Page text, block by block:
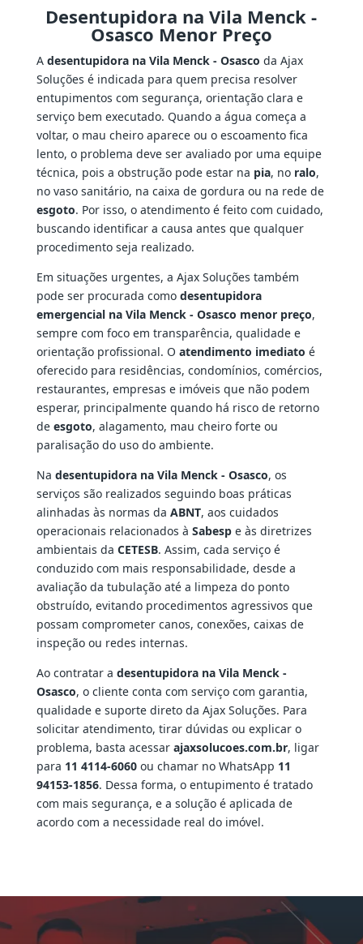
Desentupidora na Vila Menck -
Osasco Menor Preço
A desentupidora na Vila Menck - Osasco da Ajax
Soluções é indicada para quem precisa resolver
entupimentos com segurança, orientação clara e
serviço bem executado. Quando a água começa a
voltar, o mau cheiro aparece ou o escoamento fica
lento, o problema deve ser avaliado por uma equipe
técnica, pois a obstrução pode estar na pia, no ralo,
no vaso sanitário, na caixa de gordura ou na rede de
esgoto. Por isso, o atendimento é feito com cuidado,
buscando identificar a causa antes que qualquer
procedimento seja realizado.
Em situações urgentes, a Ajax Soluções também
pode ser procurada como desentupidora
emergencial na Vila Menck - Osasco menor preço,
sempre com foco em transparência, qualidade e
orientação profissional. O atendimento imediato é
oferecido para residências, condomínios, comércios,
restaurantes, empresas e imóveis que não podem
esperar, principalmente quando há risco de retorno
de esgoto, alagamento, mau cheiro forte ou
paralisação do uso do ambiente.
Na desentupidora na Vila Menck - Osasco, os
serviços são realizados seguindo boas práticas
alinhadas às normas da ABNT, aos cuidados
operacionais relacionados à Sabespe às diretrizes
ambientais da CETESB. Assim, cada serviço é
conduzido com mais responsabilidade, desde a
avaliação da tubulação até a limpeza do ponto
obstruído, evitando procedimentos agressivos que
possam comprometer canos, conexões, caixas de
inspeção ou redes internas.
Ao contratar a desentupidora na Vila Menck -
Osasco, o cliente conta com serviço com garantia,
qualidade e suporte direto da Ajax Soluções. Para
solicitar atendimento, tirar dúvidas ou explicar o
problema, basta acessar ajaxsolucoes.com.br, ligar
para 11 4114-6060ou chamar no WhatsApp 11
94153-1856. Dessa forma, o entupimento é tratado
com mais segurança, e a solução é aplicada de
acordo com a necessidade real do imóvel.